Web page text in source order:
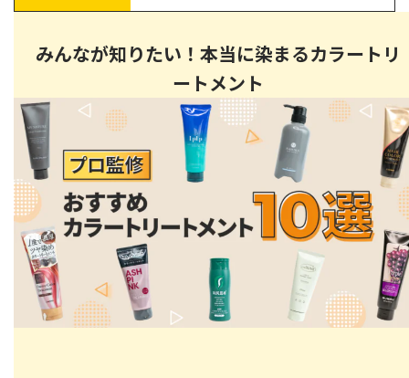
髪がパサパサになる
価格が高い
クレイエンスをおすすめできる人の特徴
クレイエンス クレイスパカラートリートメントに関するQ＆
A
クレイエンスの染まり具合はどれくらいもつ？
クレイエンスを使うとお風呂場は汚れる？
クレイスパの解約方法は？
クレイエンス カラートリートメントで自分好みのブラウン
でなめらかな髪を手に入れよう
みんなが知りたい！本当に染まるカラートリ
ートメント